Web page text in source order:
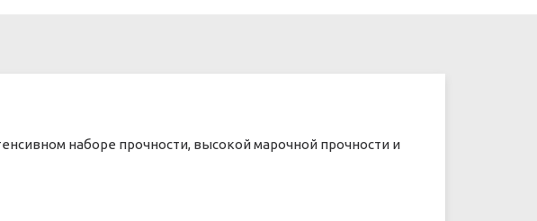
наборе прочности, высокой марочной прочности и